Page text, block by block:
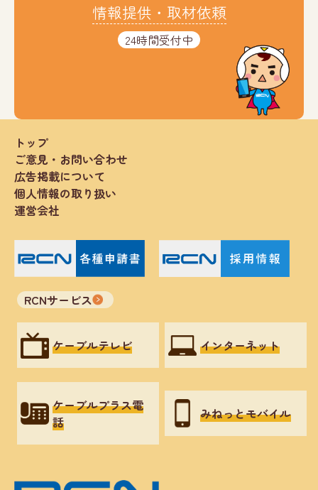
情報提供・取材依頼
24時間受付中
トップ
ご意見・お問い合わせ
広告掲載について
個人情報の取り扱い
運営会社
RCNサービス
ケーブルテレビ インターネット
ケーブルプラス電
話
みねっとモバイル